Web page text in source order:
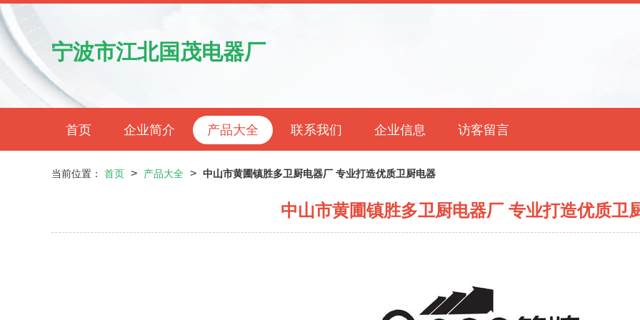
宁波市江北国茂电器厂
首页 企业简介 产品大全 联系我们 企业信息 访客留言
当前位置： 首页 > 产品大全 > 中山市黄圃镇胜多卫厨电器厂 专业打造优质卫厨电器
中山市黄圃镇胜多卫厨电器厂 专业打造优质卫